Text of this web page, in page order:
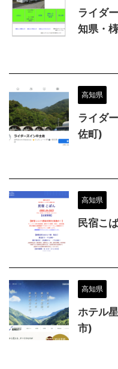
ライダ
知県・
高知県
ライダ
佐町)
高知県
民宿こ
高知県
ホテル
市)